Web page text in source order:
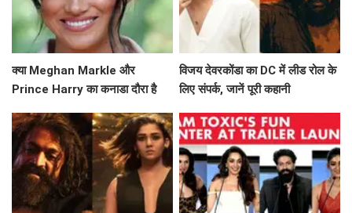
क्या Meghan Markle और
Prince Harry का कनाडा दौरा है
विजय देवरकोंडा का DC में लीड रोल के
लिए संपर्क, जानें पूरी कहानी